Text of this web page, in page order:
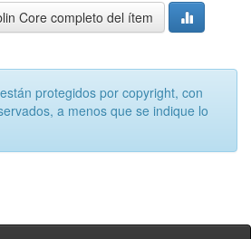
Core completo del ítem
protegidos por copyright, con
a menos que se indique lo